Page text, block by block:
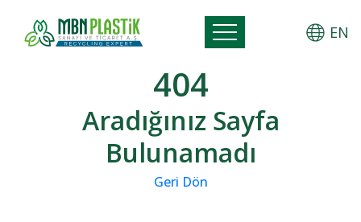
EN
404
Aradığınız Sayfa
Bulunamadı
Geri Dön